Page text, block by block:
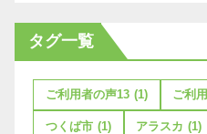
タグ一覧
ご利用者の声13 (1) ご利
つくば市 (1) アラスカ (1)